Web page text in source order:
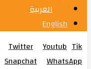
العربية
English
Twitter Youtub Tik
Snapchat
WhatsApp